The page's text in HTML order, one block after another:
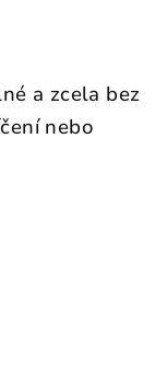
a zcela bez
nebo